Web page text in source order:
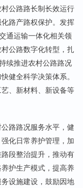
公路路长制长效运行
路产路权保护。发挥
通运输一体化相关领
公路数字化转型，扎
续推进农村公路路况
健全科学决策体系。
、新材料、新设备等
路路况服务水平，健
化日常养护管理，加
段整治提升，推动有
护生产模式，提高养
设施建设，鼓励因地